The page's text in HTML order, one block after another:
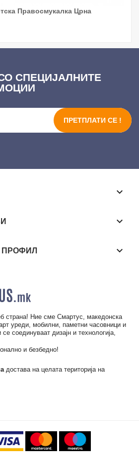
Правосмукалка Црна
СПЕЦИЈАЛНИТЕ
ПРЕТПЛАТИ СЕ !
keyboard_arrow_down
keyboard_arrow_down
ПРОФИЛ keyboard_arrow_down
страна! Ние сме Смартус, македонска
уреди, мобилни, паметни часовници и
соединуваат дизајн и технологија,
и безбедно!
достава на целата територија на